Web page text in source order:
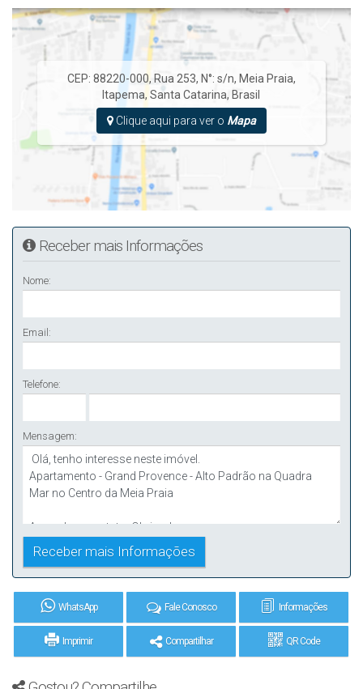
CEP: 88220-000, Rua 253, N°: s/n, Meia Praia,
Itapema,Santa Catarina, Brasil
Clique aqui para ver o Mapa
Receber mais Informações
Nome:
Email:
Telefone:
Mensagem:
WhatsApp Fale Conosco Informações
Imprimir Compartilhar QR Code